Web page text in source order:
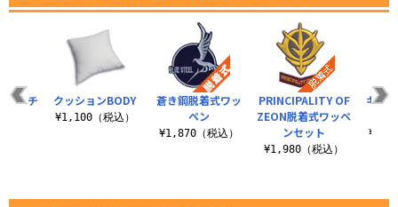
蒼き鋼脱着式ワッ
ペン
¥1,870（税込）
PRINCIPALITY OF
ZEON脱着式ワッペ
ンセット
¥1,980（税込）
キマ
パッチ
クッションBODY
¥1,100（税込）